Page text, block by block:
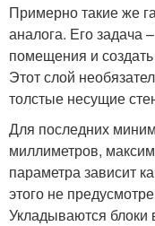
Примерно такие же
аналога. Его задача
помещения и
Этот слой
толстые несущие
Для последних
миллиметров,
параметра зависит
этого не
Укладываются